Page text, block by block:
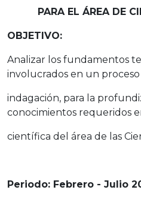
PARA EL ÁREA DE
OBJETIVO:
Analizar los fundamentos
involucrados en un
indagación, para la
conocimientos requeridos
científica del área de las
Periodo: Febrero - Julio